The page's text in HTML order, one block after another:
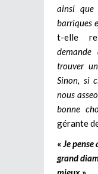
ainsi
barriques
t-elle
trouver
Sinon, si
nous
bonne
gérante
« Je
grand